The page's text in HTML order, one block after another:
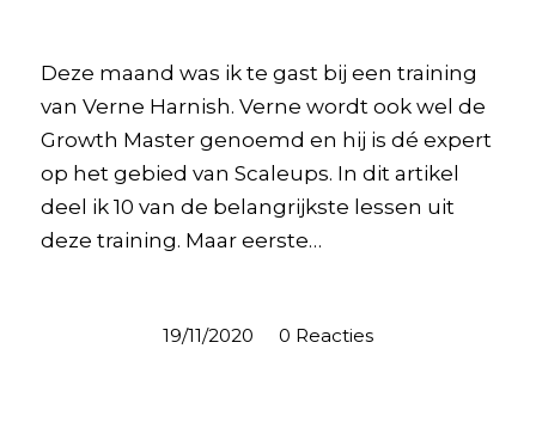
Deze maand was ik te gast bij een training
van Verne Harnish. Verne wordt ook wel de
Growth Master genoemd en hij is dé expert
op het gebied van Scaleups. In dit artikel
deel ik 10 van de belangrijkste lessen uit
deze training. Maar eerste…
19/11/2020
/ 0 Reacties